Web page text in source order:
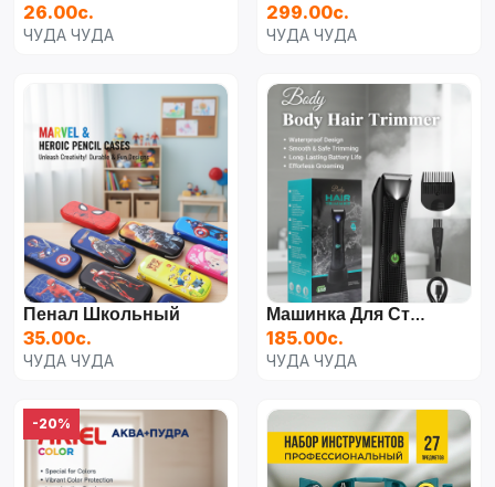
26.00с.
ЧУДА ЧУДА
299.00с.
ЧУДА ЧУДА
Пенал Школьный
35.00с.
ЧУДА ЧУДА
Машинка Для Стрижки
185.00с.
ЧУДА ЧУДА
-20%